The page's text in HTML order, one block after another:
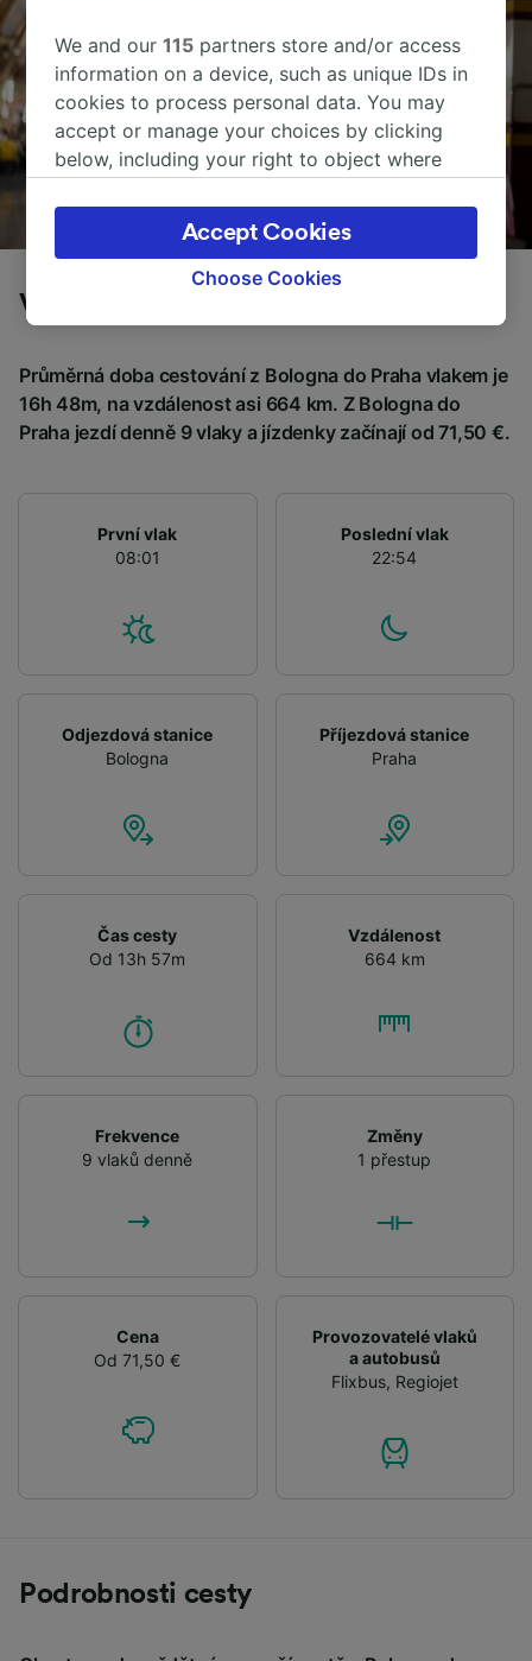
Vlaky z Bologna do Praha
Průměrná doba cestování z Bologna do Praha vlakem je
16h 48m, na vzdálenost asi 664 km. Z Bologna do
Praha jezdí denně 9 vlaky a jízdenky začínají od 71,50 €.
První vlak
08:01
Poslední vlak
22:54
Odjezdová stanice
Bologna
Příjezdová stanice
Praha
Čas cesty
Od 13h 57m
Vzdálenost
664 km
Frekvence
9 vlaků denně
Změny
1 přestup
Cena
Od 71,50 €
Provozovatelé vlaků
a autobusů
Flixbus, Regiojet
Podrobnosti cesty
We and our115 partners store and/or access
information on a device, such as unique IDs in
cookies to process personal data. You may
accept or manage your choices by clicking
below, including your right to object where
the privacy policy page. These choices will be
signaled to our partners and will not affect
browsing data. Your data will not be used for
track you.
We and our partners process data to provide:
Use precise geolocation data. Actively scan
device characteristics for identification. Store
and/or access information on a device.
advertising and content measurement,
audience research and services development.
List of Partners
Choose Cookies
Accept Cookies